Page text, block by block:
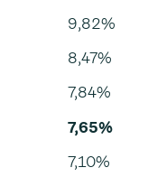
9,82%
8,47%
7,84%
7,65%
7,10%